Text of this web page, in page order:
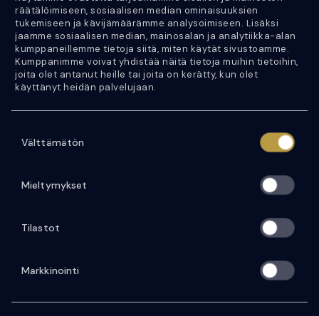
räätälöimiseen, sosiaalisen median ominaisuuksien
tukemiseen ja kävijämäärämme analysoimiseen. Lisäksi
jaamme sosiaalisen median, mainosalan ja analytiikka-alan
kumppaneillemme tietoja siitä, miten käytät sivustoamme.
Kumppanimme voivat yhdistää näitä tietoja muihin tietoihin,
joita olet antanut heille tai joita on kerätty, kun olet
käyttänyt heidän palvelujaan.
e
Välttämätön
Mieltymykset
Tilastot
Markkinointi
050 452 0344
Jan Peltonen
050 452 0333
Y-tunnus: 2746302-1
Ajoneuvohaku
Yritys